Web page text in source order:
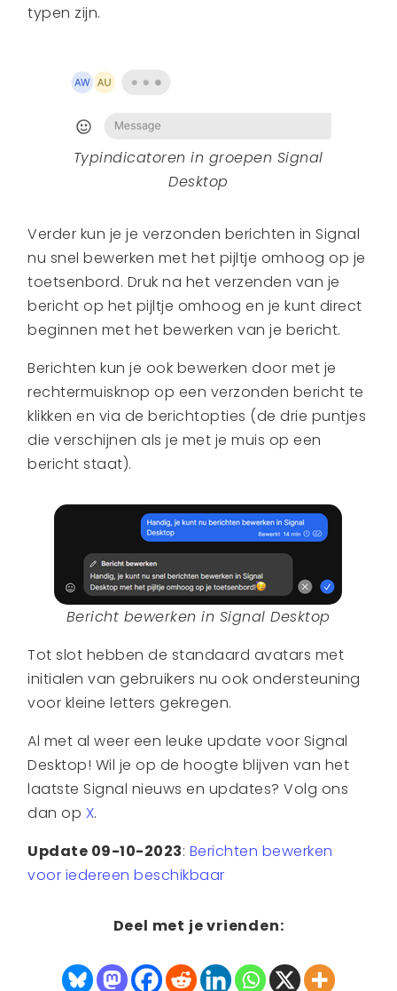
typen zijn.
Typindicatoren in groepen Signal
Desktop
Verder kun je je verzonden berichten in Signal
nu snel bewerken met het pijltje omhoog op je
toetsenbord. Druk na het verzenden van je
bericht op het pijltje omhoog en je kunt direct
beginnen met het bewerken van je bericht.
Berichten kun je ook bewerken door met je
rechtermuisknop op een verzonden bericht te
klikken en via de berichtopties (de drie puntjes
die verschijnen als je met je muis op een
bericht staat).
Bericht bewerken in Signal Desktop
Tot slot hebben de standaard avatars met
initialen van gebruikers nu ook ondersteuning
voor kleine letters gekregen.
Al met al weer een leuke update voor Signal
Desktop! Wil je op de hoogte blijven van het
laatste Signal nieuws en updates? Volg ons
dan op X.
Update 09-10-2023: Berichten bewerken
voor iedereen beschikbaar
Deel met je vrienden: